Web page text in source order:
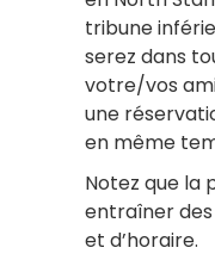
tribune
serez dans
votre/vos
une
en même
Notez que la
entraîner
et d’horaire.